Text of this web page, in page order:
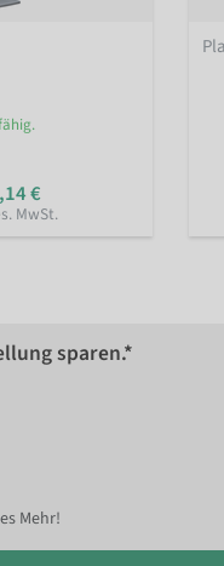
€
MwSt.
sparen.*
Mehr!